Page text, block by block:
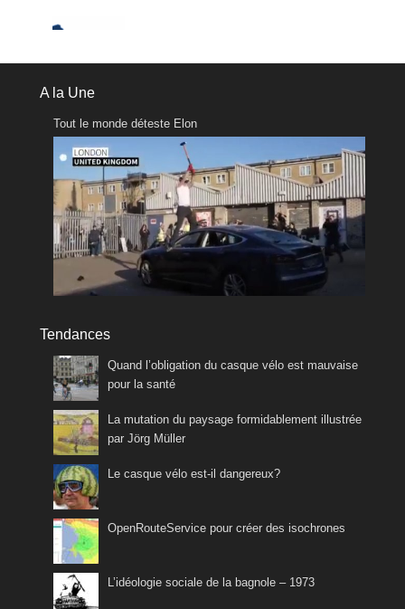
A la Une
Tout le monde déteste Elon
Tendances
Quand l’obligation du casque vélo est mauvaise
pour la santé
La mutation du paysage formidablement illustrée
par Jörg Müller
Le casque vélo est-il dangereux?
OpenRouteService pour créer des isochrones
L’idéologie sociale de la bagnole – 1973